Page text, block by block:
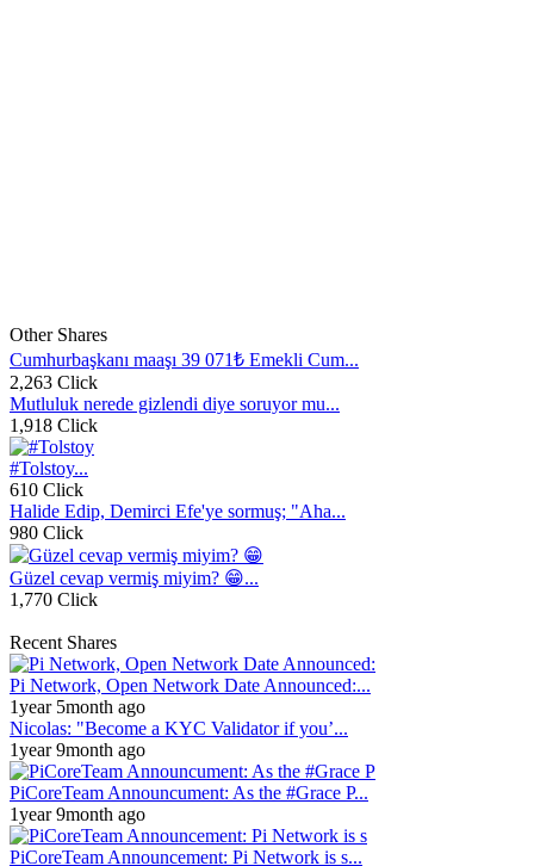
Other Shares
Cumhurbaşkanı maaşı 39 071₺ Emekli Cum...
2,263 Click
Mutluluk nerede gizlendi diye soruyor mu...
1,918 Click
#Tolstoy...
610 Click
Halide Edip, Demirci Efe'ye sormuş; "Aha...
980 Click
Güzel cevap vermiş miyim? 😁...
1,770 Click
Recent Shares
Pi Network, Open Network Date Announced:...
1year 5month ago
Nicolas: "Become a KYC Validator if you’...
1year 9month ago
PiCoreTeam Announcument: As the #Grace P...
1year 9month ago
PiCoreTeam Announcement: Pi Network is s...